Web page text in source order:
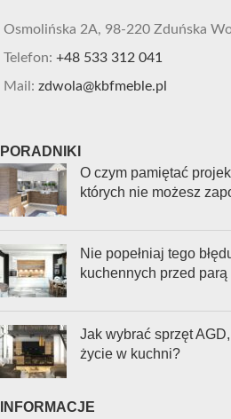
Osmolińska 2A, 98-220 Zduńska
Telefon: +48 533 312 041
Mail: zdwola@kbfmeble.pl
PORADNIKI
O czym pamiętać
których nie możesz
Nie popełniaj tego
kuchennych przed
Jak wybrać sprzęt
życie w kuchni?
INFORMACJE